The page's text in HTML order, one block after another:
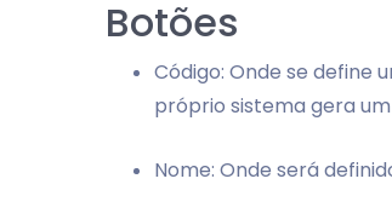
Botões
Código: Onde se define
próprio sistema gera
Nome: Onde será